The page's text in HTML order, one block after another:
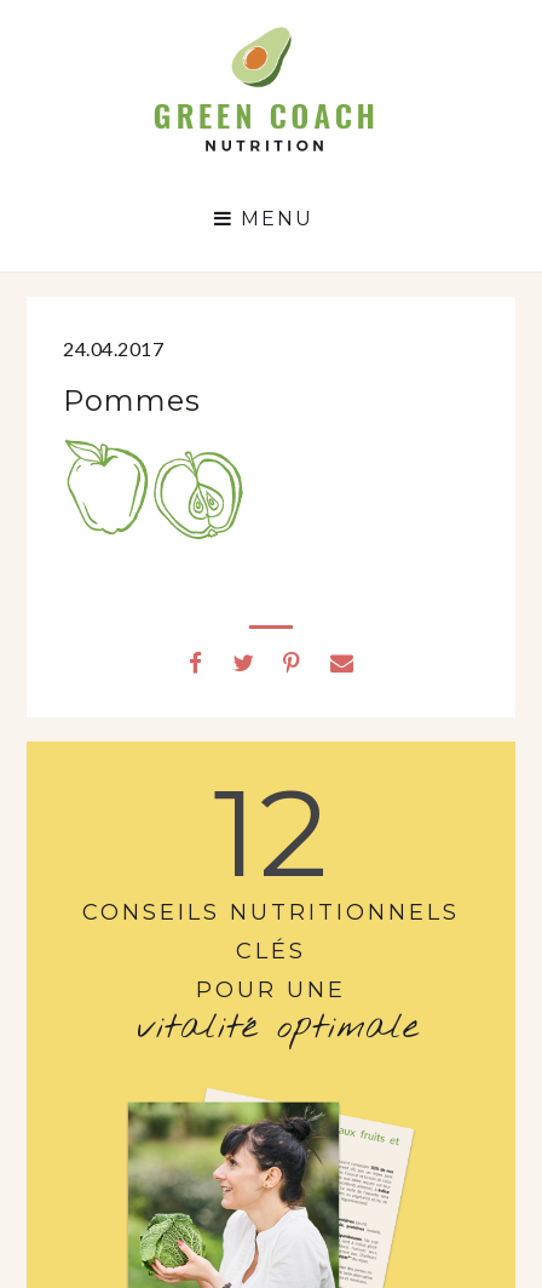
GCN
MENU
24.04.2017
Pommes
12
CONSEILS NUTRITIONNELS
CLÉS
POUR UNE
vitalité optimale